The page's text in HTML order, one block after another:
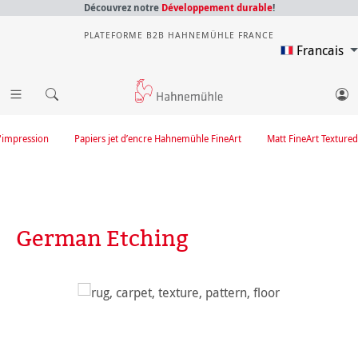
Découvrez notre Développement durable!
PLATEFORME B2B HAHNEMÜHLE FRANCE
Francais
Matt FineArt Textured
Papiers jet d’encre Hahnemühle FineArt
German Etching
Ignorer la galerie d'images